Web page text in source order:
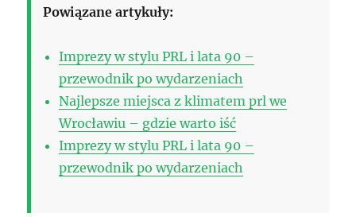
Powiązane artykuły:
Imprezy w stylu PRL i lata 90 –
przewodnik po wydarzeniach
Najlepsze miejsca z klimatem prl we
Wrocławiu – gdzie warto iść
Imprezy w stylu PRL i lata 90 –
przewodnik po wydarzeniach